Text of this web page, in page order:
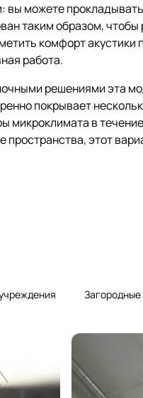
можете
таким образом,
комфорт
работа.
решениями эта
покрывает
в
этот